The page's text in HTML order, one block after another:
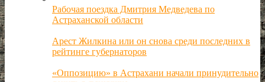
Рабочая поездка Дмитрия Медведева по
Астраханской области
Арест Жилкина или он снова среди последних в
рейтинге губернаторов
«Оппозицию» в Астрахани начали принудительно